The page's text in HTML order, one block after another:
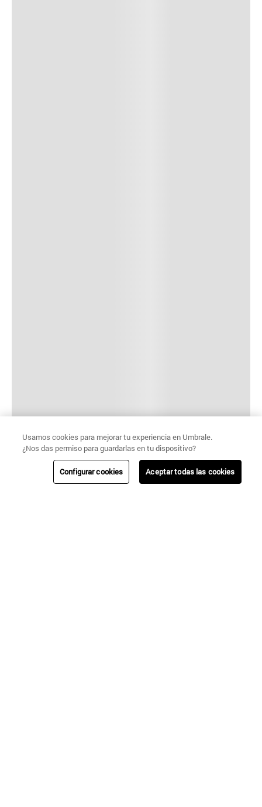
Usamos cookies para mejorar tu experiencia en Umbrale.
¿Nos das permiso para guardarlas en tu dispositivo?
Configurar cookies Aceptar todas las cookies